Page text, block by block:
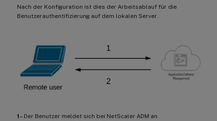
Nach der Konfiguration ist dies der Arbeitsablauf für die
Benutzerauthentifizierung auf dem lokalen Server.
1– Der Benutzer meldet sich bei NetScaler ADM an